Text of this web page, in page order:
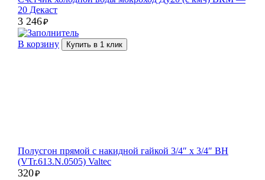
20 Декаст
3 246₽
В корзину Купить в 1 клик
Полусгон прямой с накидной гайкой 3/4″ x 3/4″ ВН
(VTr.613.N.0505) Valtec
320₽